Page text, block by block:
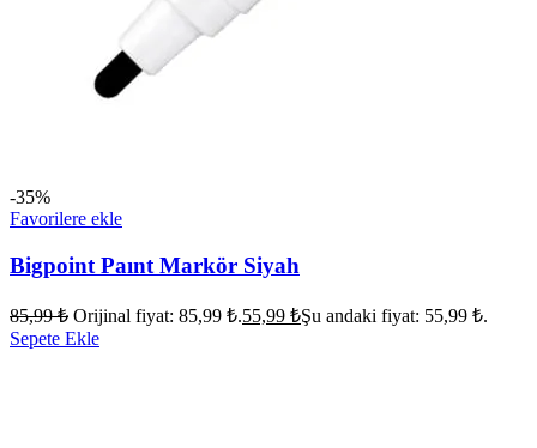
-35%
Favorilere ekle
Bigpoint Paınt Markör Siyah
85,99₺ Orijinal fiyat: 85,99 ₺.55,99 ₺Şu andaki fiyat: 55,99 ₺.
Sepete Ekle